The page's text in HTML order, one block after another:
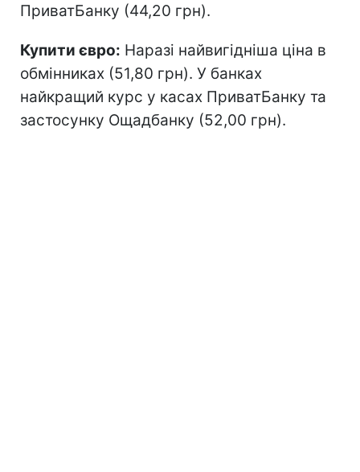
ПриватБанку (44,20 грн).
Купити євро: Наразі найвигідніша ціна в
обмінниках (51,80 грн). У банках
найкращий курс у касах ПриватБанку та
застосунку Ощадбанку (52,00 грн).